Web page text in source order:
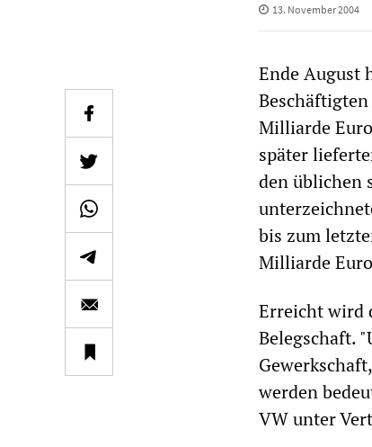
13. November 2004
Ende August
Milliarde
später
den üblichen
bis zum
Milliarde
Erreicht wird
Belegschaft.
werden
VW unter